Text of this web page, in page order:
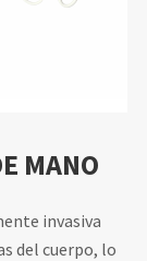
MANO
invasiva
del cuerpo, lo